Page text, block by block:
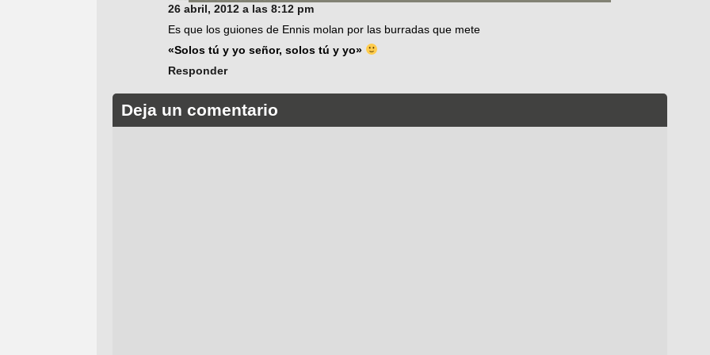
26 abril, 2012 a las 8:12 pm
Es que los guiones de Ennis molan por las burradas que mete
«Solos tú y yo señor, solos tú y yo»
Responder
Deja un comentario